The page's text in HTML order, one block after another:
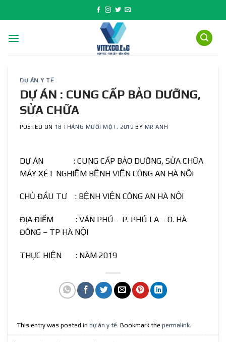
to
DỰ ÁN Y TẾ
DỰ ÁN : CUNG CẤP BẢO DƯỠNG,
SỬA CHỮA
POSTED ON 18 THÁNG MƯỜI MỘT, 2019 BY MR ANH
DỰ ÁN : CUNG CẤP BẢO DƯỠNG, SỬA CHỮA
MÁY XÉT NGHIỆM BỆNH VIỆN CÔNG AN HÀ NỘI
CHỦ ĐẦU TƯ : BỆNH VIỆN CÔNG AN HÀ NỘI
ĐỊA ĐIỂM : VĂN PHÚ – P. PHÚ LA – Q. HÀ
ĐÔNG – TP HÀ NỘI
THỰC HIỆN : NĂM 2019
This entry was posted indự án y tế. Bookmark thepermalink.